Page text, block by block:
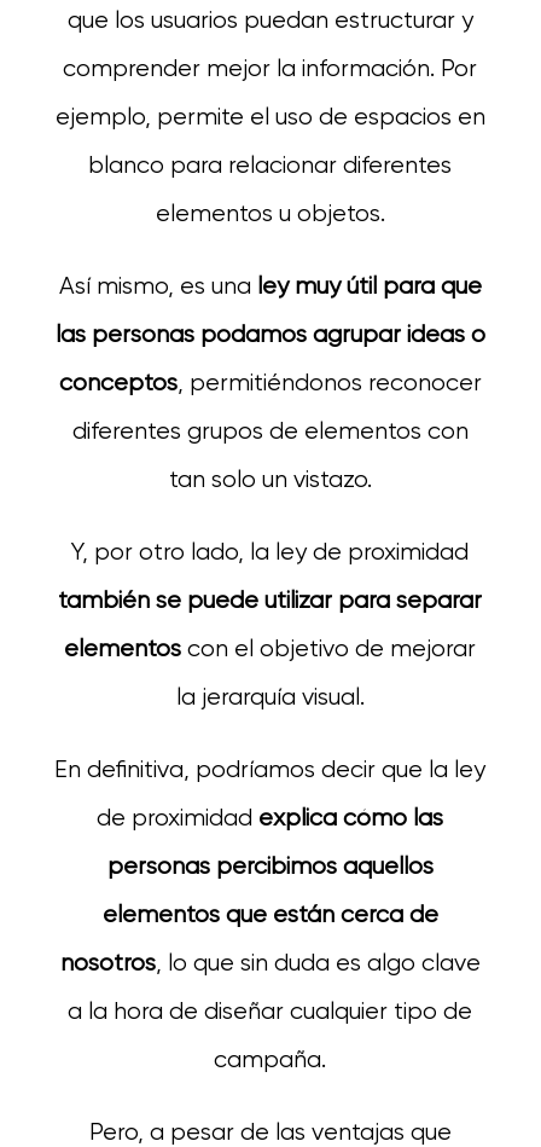
que los usuarios puedan estructurar y
comprender mejor la información. Por
ejemplo, permite el uso de espacios en
blanco para relacionar diferentes
elementos u objetos.
Así mismo, es una ley muy útil para que
las personas podamos agrupar ideas o
conceptos, permitiéndonos reconocer
diferentes grupos de elementos con
tan solo un vistazo.
Y, por otro lado, la ley de proximidad
también se puede utilizar para separar
elementos con el objetivo de mejorar
la jerarquía visual.
En definitiva, podríamos decir que la ley
de proximidad explica cómo las
personas percibimos aquellos
elementos que están cerca de
nosotros, lo que sin duda es algo clave
a la hora de diseñar cualquier tipo de
campaña.
Pero, a pesar de las ventajas que